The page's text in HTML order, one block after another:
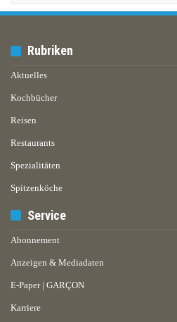
Rubriken
Aktuelles
Kochbücher
Reisen
Restaurants
Spezialitäten
Spitzenköche
Service
Abonnement
Anzeigen & Mediadaten
E-Paper | GARÇON
Karriere